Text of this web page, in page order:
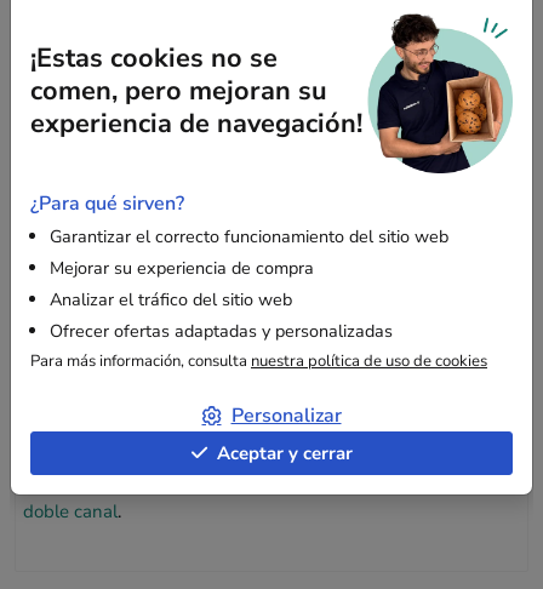
Gran capacidad: Adecuada para objetos que
requieren un embalaje seguro.
Tolerancia dimensional: Puede haber una variación
Una solución fiable para sus envíos
Ideal para el envío de productos frágiles, el almacenamiento
¿Necesita reforzar la protección de sus productos? Descubra
doble canal.
¡Estas cookies no se
comen, pero mejoran su
experiencia de navegación!
¿Para qué sirven?
Garantizar el correcto funcionamiento del sitio web
Mejorar su experiencia de compra
Analizar el tráfico del sitio web
Ofrecer ofertas adaptadas y personalizadas
Para más información, consulta nuestra política de uso de cookies
Personalizar
Aceptar y cerrar